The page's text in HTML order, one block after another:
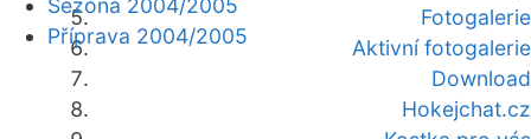
Fotogalerie
Aktivní fotogalerie
Download
Hokejchat.cz
Sezóna 2004/2005
Příprava 2004/2005